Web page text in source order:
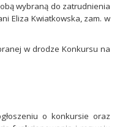
wybraną do zatrudnienia
Eliza Kwiatkowska, zam. w
w drodze Konkursu na
o konkursie oraz